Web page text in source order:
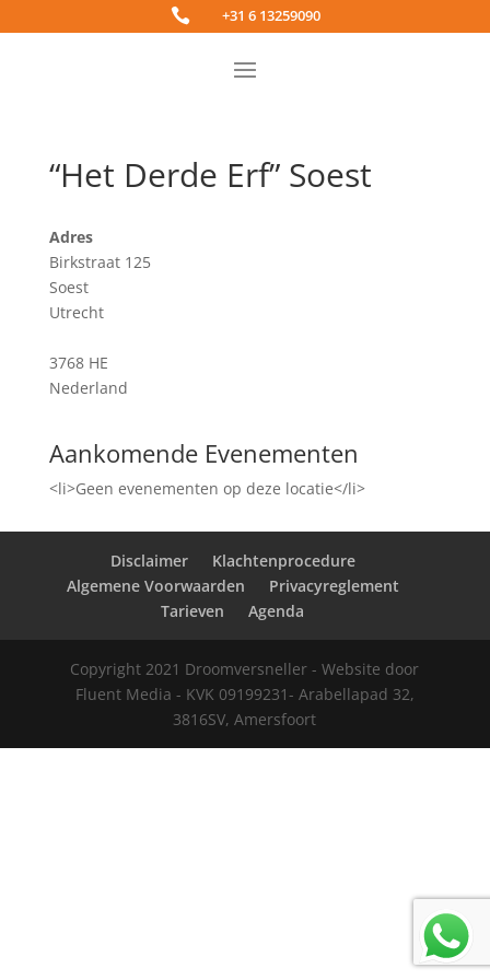
 +31 6 13259090
“Het Derde Erf” Soest
Adres
Birkstraat 125
Soest
Utrecht
3768 HE
Nederland
Aankomende Evenementen
<li>Geen evenementen op deze locatie</li>
Disclaimer
Klachtenprocedure
Algemene Voorwaarden
Privacyreglement
Tarieven
Agenda
Copyright 2021 Droomversneller - Website door
Fluent Media - KVK 09199231- Arabellapad 32,
3816SV, Amersfoort